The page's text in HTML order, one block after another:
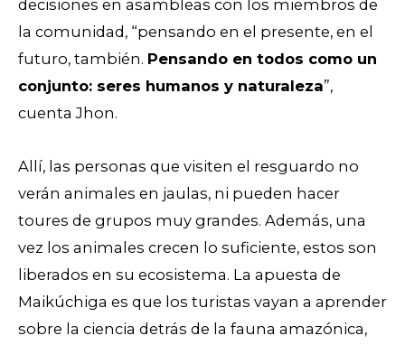
decisiones en asambleas con los miembros de
la comunidad, “pensando en el presente, en el
futuro, también. Pensando en todos como un
conjunto: seres humanos y naturaleza”,
cuenta Jhon.
Allí, las personas que visiten el resguardo no
verán animales en jaulas, ni pueden hacer
toures de grupos muy grandes. Además, una
vez los animales crecen lo suficiente, estos son
liberados en su ecosistema. La apuesta de
Maikúchiga es que los turistas vayan a aprender
sobre la ciencia detrás de la fauna amazónica,